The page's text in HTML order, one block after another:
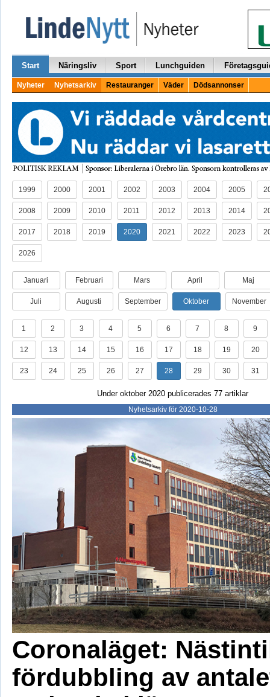
Start Näringsliv Sport Lunchguiden
Nyheter Nyhetsarkiv Restauranger Väder Dödsannonser
1999 2000 2001 2002 2003 2004 2005
2008 2009 2010 2011 2012 2013 2014
2017 2018 2019 2020 2021 2022 2023
2026
Januari Februari Mars April Maj
Juli Augusti September Oktober November
1 2 3 4 5 6 7 8 9
12 13 14 15 16 17 18 19 20
23 24 25 26 27 28 29 30 31
Under oktober 2020 publicerades 77 artiklar
Nyhetsarkiv för 2020-10-28
Coronaläget:
fördubbling av